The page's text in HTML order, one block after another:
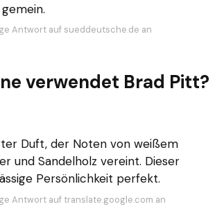
Antwort auf sueddeutsche.de an
verwendet Brad Pitt?
Duft, der Noten von weißem
und Sandelholz vereint. Dieser
Persönlichkeit perfekt.
Antwort auf translate.google.com an